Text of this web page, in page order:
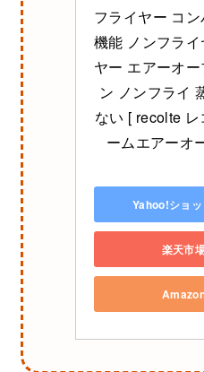
フライヤー コ
機能 ノンフラ
ヤー エアーオ
ン ノンフライ
ない [ recolte
ームエアーオ
Yahoo!ショ
楽天市